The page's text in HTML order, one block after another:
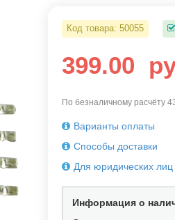
Код товара:50055
399.00
По безналичному расчёту
Варианты оплаты
Способы доставки
Для юридических лиц
Информация о